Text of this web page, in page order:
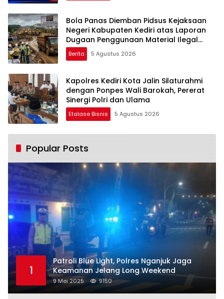
Bola Panas Diemban Pidsus Kejaksaan
Negeri Kabupaten Kediri atas Laporan
Dugaan Penggunaan Material Ilegal
Proyek Tol Kediri Oleh PT. HASTARI JAYA
SENTOSA
Berita 5 Agustus 2026
Kapolres Kediri Kota Jalin Silaturahmi
dengan Ponpes Wali Barokah, Pererat
Sinergi Polri dan Ulama
Etalase Bisnis 5 Agustus 2026
Popular Posts
1
Patroli Blue Light, Polres Nganjuk Jaga
Keamanan Jelang Long Weekend
9 Mei 2025 9150